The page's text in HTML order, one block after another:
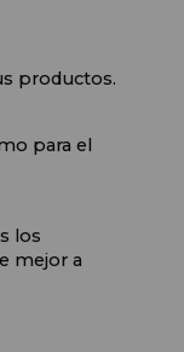
productos.
para el
los
mejor a